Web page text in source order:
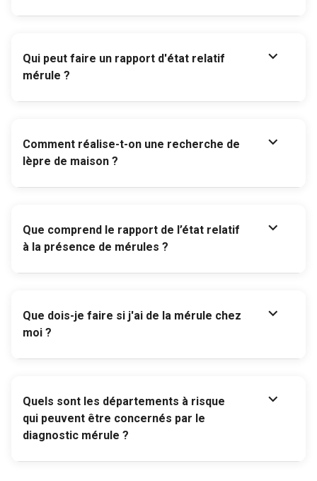
Qui peut faire un rapport d'état relatif
mérule ?
expand_more
Comment réalise-t-on une recherche de
lèpre de maison ?
expand_more
Que comprend le rapport de l’état relatif
à la présence de mérules ?
expand_more
Que dois-je faire si j'ai de la mérule chez
moi ?
expand_more
Quels sont les départements à risque
qui peuvent être concernés par le
diagnostic mérule ?
expand_more